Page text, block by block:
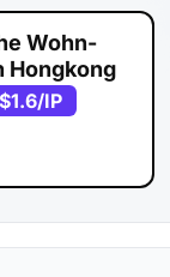
Wohn-
Hongkong
$1.6/IP